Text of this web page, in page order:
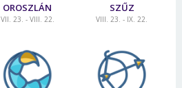
OROSZLÁN
VII. 23. - VIII. 22.
SZŰZ
VIII. 23. - IX. 22.